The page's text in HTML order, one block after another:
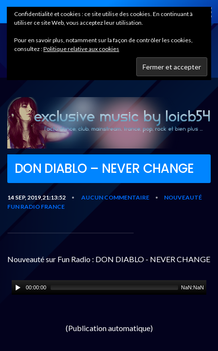
Home
DON DIABLO – NEVER CHANGE
14 SEP, 2019,21:13:52 • AUCUN COMMENTAIRE •
NOUVEAUTÉ
FUN RADIO FRANCE
Nouveauté sur Fun Radio : DON DIABLO - NEVER CHANGE
00:00:00 NaN:NaN
(Publication automatique)
Confidentialité et cookies : ce site utilise des cookies. En continuant à
utiliser ce site Web, vous acceptez leur utilisation.
Pour en savoir plus, notamment sur la façon de contrôler les cookies,
consultez :Politique relative aux cookies